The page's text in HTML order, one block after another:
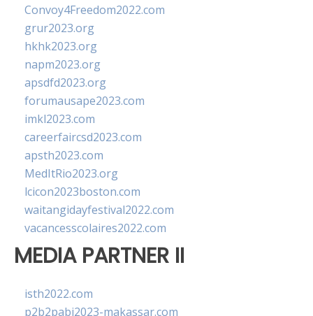
Convoy4Freedom2022.com
grur2023.org
hkhk2023.org
napm2023.org
apsdfd2023.org
forumausape2023.com
imkl2023.com
careerfaircsd2023.com
apsth2023.com
MedItRio2023.org
lcicon2023boston.com
waitangidayfestival2022.com
vacancesscolaires2022.com
MEDIA PARTNER II
isth2022.com
p2b2pabi2023-makassar.com